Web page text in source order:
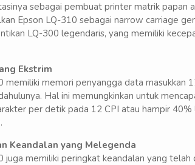
sebagai pembuat printer matrik papan
Epson LQ-310 sebagai narrow carriage
LQ-300 legendaris, yang memiliki
Ekstrim
memiliki memori penyangga data masukkan
Hal ini memungkinkan untuk
per detik pada 12 CPI atau hampir
Keandalan yang Melegenda
juga memiliki peringkat keandalan yang